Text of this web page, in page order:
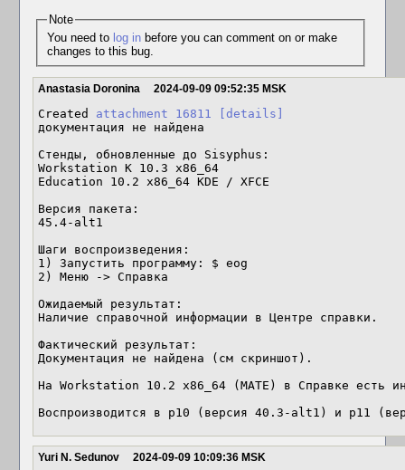
Note
You need to log inbefore you can comment on or make
changes to this bug.
Anastasia Doronina 2024-09-09 09:52:35 MSK
Created attachment 16811
[details]
документация не найдена
Стенды, обновленные до Sisyphus:
Workstation K 10.3 x86_64
Education 10.2 x86_64 KDE / XFCE
Версия пакета:
45.4-alt1
Шаги воспроизведения:
1) Запустить программу: $ eog
2) Меню -> Справка
Ожидаемый результат:
Наличие справочной информации в Центре справки.
Фактический результат:
Документация не найдена (см скриншот).
На Workstation 10.2 x86_64 (MATE) в Справке есть
Воспроизводится в p10 (версия 40.3-alt1) и p11
Yuri N. Sedunov 2024-09-09 10:09:36 MSK